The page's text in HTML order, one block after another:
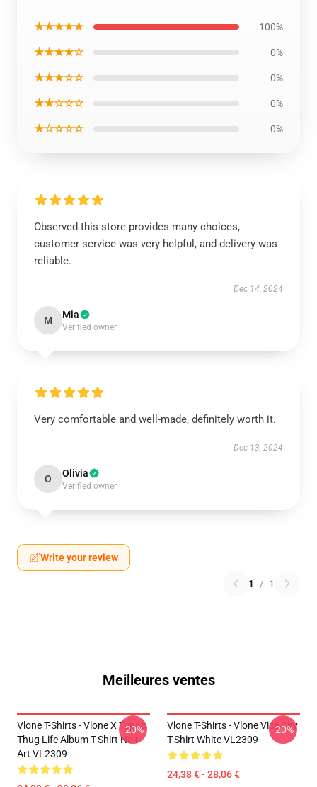
★★★★★ 100%
★★★★☆ 0%
★★★☆☆ 0%
★★☆☆☆ 0%
★☆☆☆☆ 0%
Observed this store provides many choices,
customer service was very helpful, and delivery was
reliable.
Dec 14, 2024
M Mia
Verified owner
Very comfortable and well-made, definitely worth it.
Dec 13, 2024
O Olivia
Verified owner
Write your review
1 / 1
Meilleures ventes
Vlone T-Shirts - Vlone X Tupac
Thug Life Album T-Shirt Noir
Art VL2309
-20%
Vlone T-Shirts - Vlone Vice City
T-Shirt White VL2309
24,38 € - 28,06 €
-20%